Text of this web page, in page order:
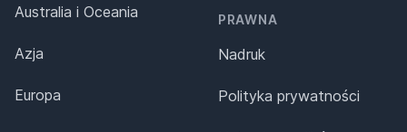
Australia i Oceania
Azja
Europa
PRAWNA
Nadruk
Polityka prywatności